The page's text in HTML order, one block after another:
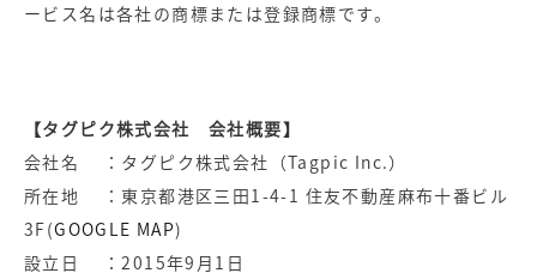
ービス名は各社の商標または登録商標です。
【タグピク株式会社 会社概要】
会社名 ：タグピク株式会社（Tagpic Inc.）
所在地 ：東京都港区三田1-4-1 住友不動産麻布十番ビル
3F(GOOGLE MAP)
設立日 ：2015年9月1日